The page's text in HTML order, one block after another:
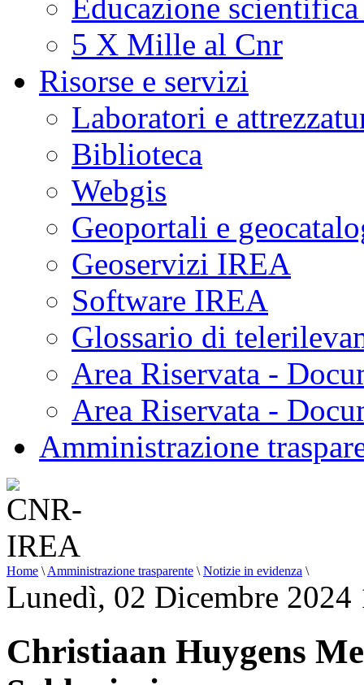
Educazione
5 X Mille al Cnr
Risorse e servizi
Laboratori e
Biblioteca
Webgis
Geoportali e
Geoservizi IREA
Software IREA
Glossario di
Area Riservata -
Area Riservata -
Amministrazione
Home \ Amministrazione trasparente \ Notizie in evidenza \
Lunedì, 02 Dicembre 2024
Christiaan Huygens